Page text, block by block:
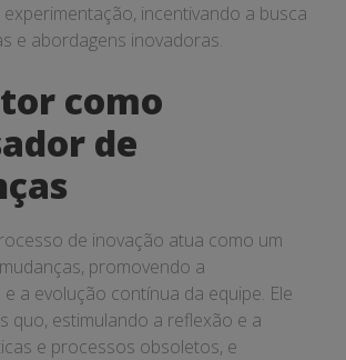
incentivando a busca
e abordagens inovadoras.
como
de
de inovação atua como um
promovendo a
a evolução contínua da equipe. Ele
quo, estimulando a reflexão e a
e processos obsoletos, e